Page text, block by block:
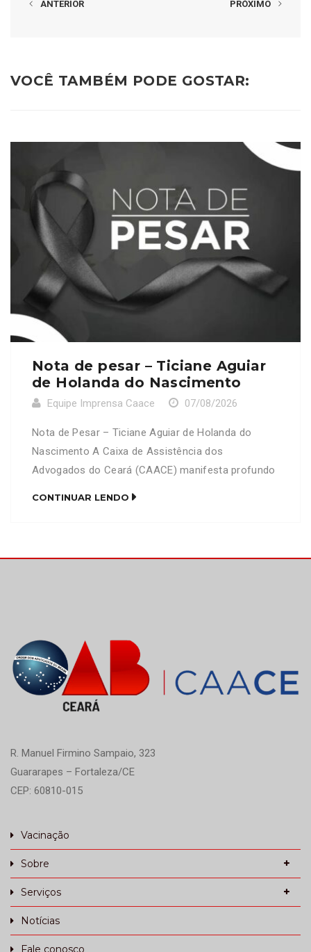
ANTERIOR PRÓXIMO
VOCÊ TAMBÉM PODE GOSTAR:
Nota de pesar – Ticiane Aguiar
de Holanda do Nascimento
Equipe Imprensa Caace 07/08/2026
Nota de Pesar – Ticiane Aguiar de Holanda do
Nascimento A Caixa de Assistência dos
Advogados do Ceará (CAACE) manifesta profundo
CONTINUAR LENDO
R. Manuel Firmino Sampaio, 323
Guararapes – Fortaleza/CE
CEP: 60810-015
Vacinação
Sobre
Serviços
Notícias